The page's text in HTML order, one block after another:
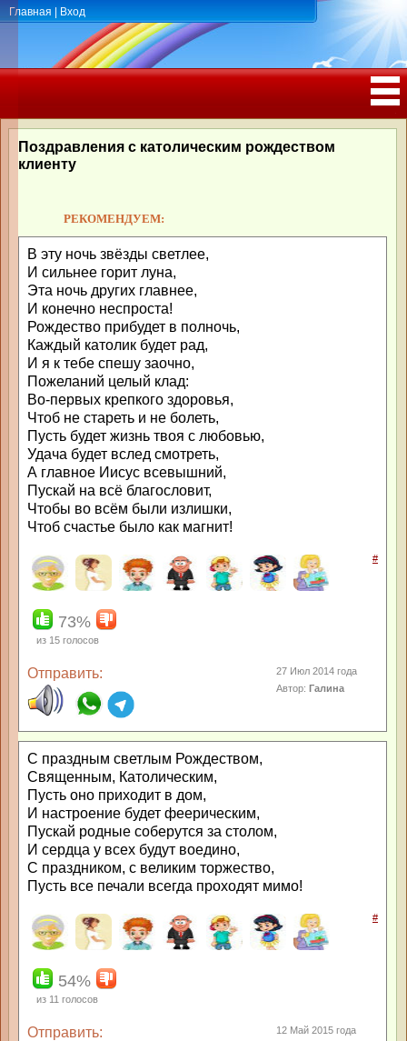
Главная Вход
РОЖДЕНИЯ, ЮБИЛЕЕМ
Поздравления с католическим рождеством
клиенту
РЕКОМЕНДУЕМ:
В эту ночь звёзды светлее,
И сильнее горит луна,
Эта ночь других главнее,
И конечно неспроста!
Рождество прибудет в полночь,
Каждый католик будет рад,
И я к тебе спешу заочно,
Пожеланий целый клад:
Во-первых крепкого здоровья,
Чтоб не стареть и не болеть,
Пусть будет жизнь твоя с любовью,
Удача будет вслед смотреть,
А главное Иисус всевышний,
Пускай на всё благословит,
Чтобы во всём были излишки,
Чтоб счастье было как магнит!
#
73%
из 15 голосов
Отправить:
27 Июл 2014 года
Автор:Галина
С праздным светлым Рождеством,
Священным, Католическим,
Пусть оно приходит в дом,
И настроение будет феерическим,
Пускай родные соберутся за столом,
И сердца у всех будут воедино,
С праздником, с великим торжество,
Пусть все печали всегда проходят мимо!
#
54%
из 11 голосов
Отправить:
12 Май 2015 года